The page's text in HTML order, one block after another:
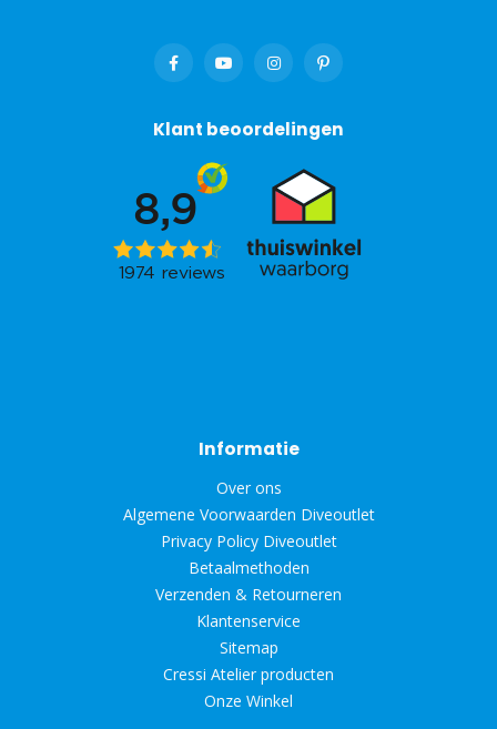
Klant beoordelingen
Informatie
Over ons
Algemene Voorwaarden Diveoutlet
Privacy Policy Diveoutlet
Betaalmethoden
Verzenden & Retourneren
Klantenservice
Sitemap
Cressi Atelier producten
Onze Winkel